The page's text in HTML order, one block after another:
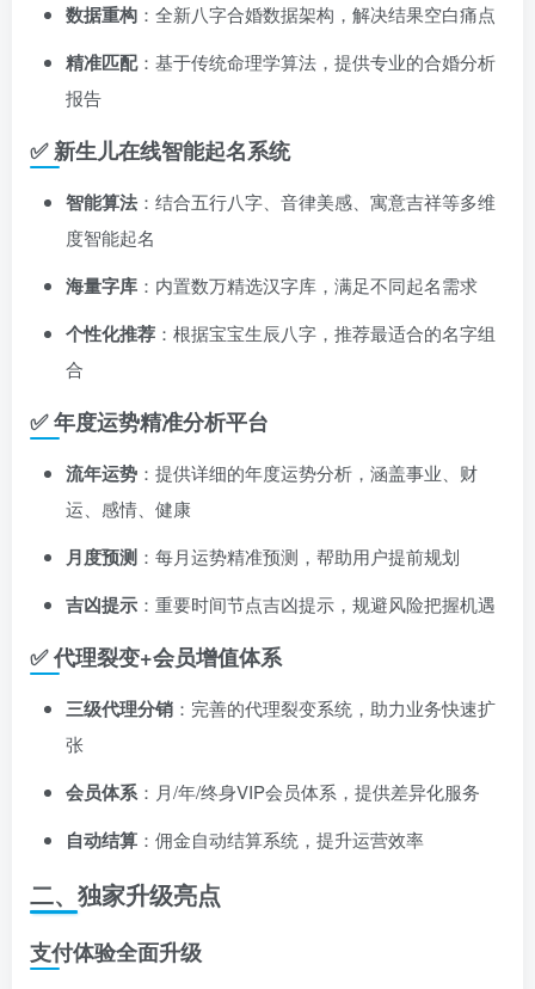
数据重构 ：全新八字合婚数据架构，解决结果空白痛点
精准匹配：基于传统命理学算法，提供专业的合婚分析
报告
✅ 新生儿在线智能起名系统
智能算法 ：结合五行八字、音律美感、寓意吉祥等多维
度智能起名
海量字库 ：内置数万精选汉字库，满足不同起名需求
个性化推荐 ：根据宝宝生辰八字，推荐最适合的名字组
合
✅ 年度运势精准分析平台
流年运势 ：提供详细的年度运势分析，涵盖事业、财
运、感情、健康
月度预测 ：每月运势精准预测，帮助用户提前规划
吉凶提示 ：重要时间节点吉凶提示，规避风险把握机遇
✅ 代理裂变+会员增值体系
三级代理分销 ：完善的代理裂变系统，助力业务快速扩
张
会员体系 ：月/年/终身VIP会员体系，提供差异化服务
自动结算 ：佣金自动结算系统，提升运营效率
二、独家升级亮点
支付体验全面升级